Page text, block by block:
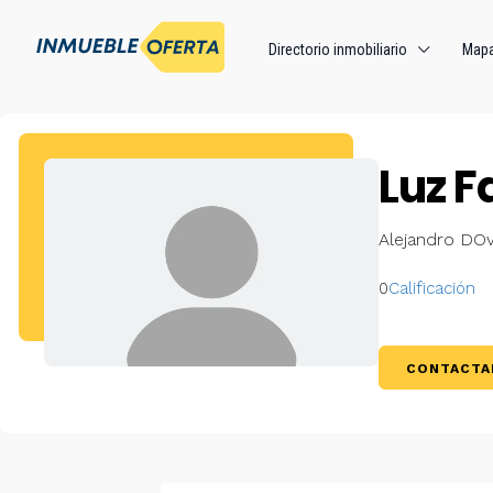
Directorio inmobiliario
Luz
Alejandro
0Calificación